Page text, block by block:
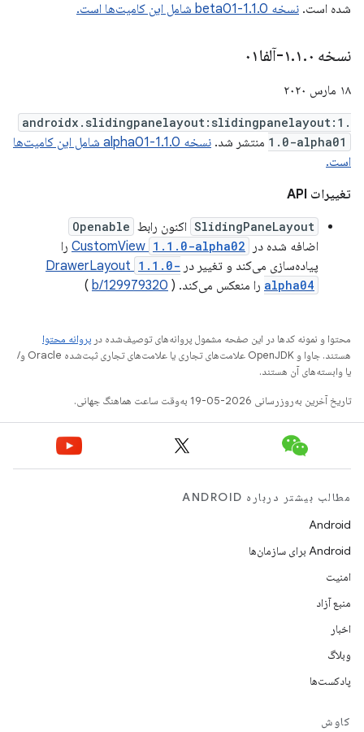
شده است. نسخه 1.1.0-beta01 شامل این کامیت‌ها است.
نسخه ۱ .۱.۰-آلفا۰۱
۱۸ مارس ۲۰۲۰
androidx.slidingpanelayout:slidingpanelayout:1.
1.0-alpha01 منتشر شد.
نسخه 1.1.0-alpha01 شامل این کامیت‌ها
است.
تغییرات API
SlidingPaneLayout اکنون رابط Openable
اضافه شده در CustomView 1.1.0-alpha02
را
پیاده‌سازی می‌کند و تغییر در
DrawerLayout 1.1.0-
alpha04 را منعکس می‌کند. ( b/129979320
)
محتوا و نمونه کدها در این صفحه مشمول پروانه‌های توصیف‌شده در پروانه محتوا
هستند. جاوا و OpenJDK علامت‌های تجاری یا علامت‌های تجاری ثبت‌شده Oracle و/
یا وابسته‌های آن هستند.
تاریخ آخرین به‌روزرسانی 2026-05-19 به‌وقت ساعت هماهنگ جهانی.
مطالب بیشتر درباره ANDROID
Android
Android برای سازمان‌ها
امنیت
منبع آزاد
اخبار
وبلاگ
پادکست‌ها
کاوش